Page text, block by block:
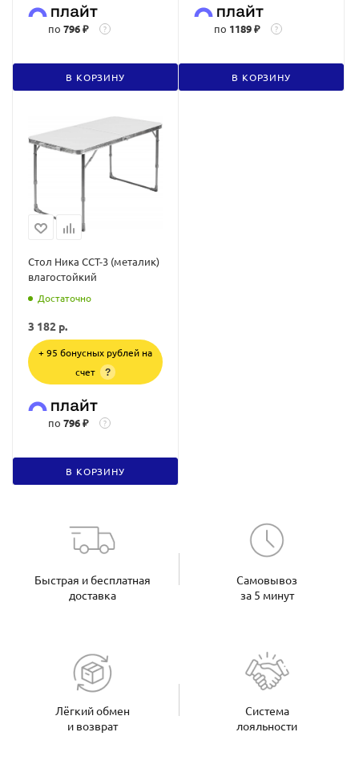
по 796 ₽ ?
В КОРЗИНУ
по 1189 ₽ ?
В КОРЗИНУ
Стол Ника ССТ-3 (металик)
влагостойкий
Достаточно
3 182 р.
+ 95 бонусных рублей на
счет
?
по 796 ₽ ?
В КОРЗИНУ
Быстрая и бесплатная
доставка
Самовывоз
за 5 минут
Лёгкий обмен
и возврат
Система
лояльности